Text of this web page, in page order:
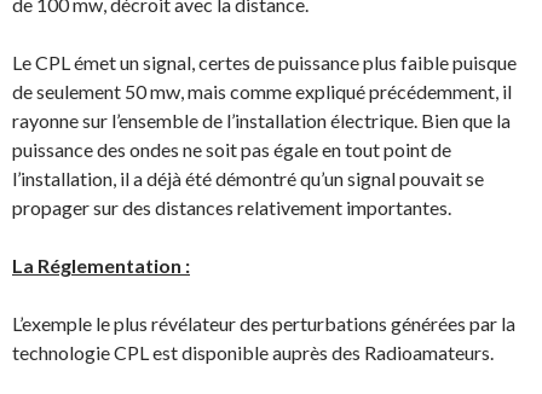
Le CPL émet un signal, certes de puissance plus faible puisque
de seulement 50 mw, mais comme expliqué précédemment, il
rayonne sur l’ensemble de l’installation électrique. Bien que la
puissance des ondes ne soit pas égale en tout point de
l’installation, il a déjà été démontré qu’un signal pouvait se
propager sur des distances relativement importantes.
La Réglementation :
L’exemple le plus révélateur des perturbations générées par la
technologie CPL est disponible auprès des Radioamateurs.